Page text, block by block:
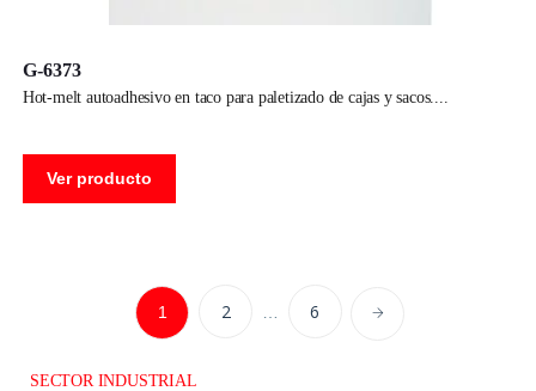
G-6373
hot-melt autoadhesivo en taco para paletizado de cajas y sacos.
Ver producto
1 2 6
SECTOR INDUSTRIAL